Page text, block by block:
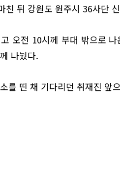
친 뒤 강원도 원주시 36사단
오전 10시께 부대 밖으로
나눴다.
를 띤 채 기다리던 취재진 앞